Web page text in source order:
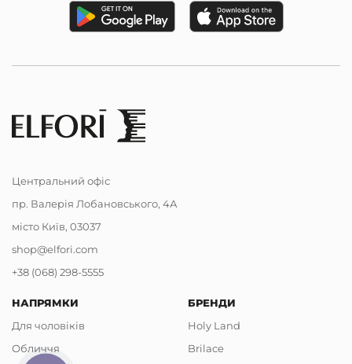
Центральний офіс
пр. Валерія Лобановського, 4А
місто Київ, 03037
shop@elfori.com
+38 (068) 298-5555
НАПРЯМКИ
Для чоловіків
Обличчя
БРЕНДИ
Holy Land
Brilace